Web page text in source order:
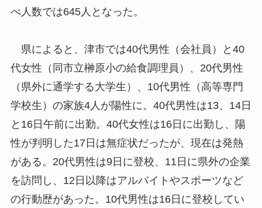
べ人数では645人となった。
県によると、津市では40代男性（会社員）と40
代女性（同市立榊原小の給食調理員）、20代男性
（県外に通学する大学生）、10代男性（高等専門
学校生）の家族4人が陽性に。40代男性は13、14日
と16日午前に出勤。40代女性は16日に出勤し、陽
性が判明した17日は無症状だったが、現在は発熱
がある。20代男性は9日に登校、11日に県外の企業
を訪問し、12日以降はアルバイトやスポーツなど
の行動歴があった。10代男性は16日に登校してい